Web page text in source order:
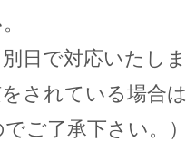
日で対応いたし
をされている場合
ご了承下さい。